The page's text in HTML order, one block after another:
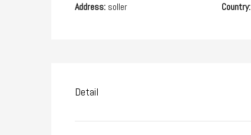
Address: soller Country:
Detail